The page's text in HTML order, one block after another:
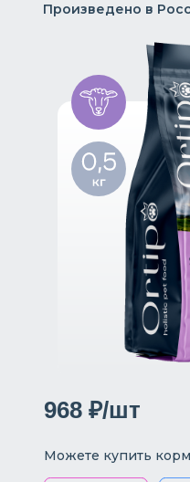
Произведено в
968 ₽/шт
Можете купить